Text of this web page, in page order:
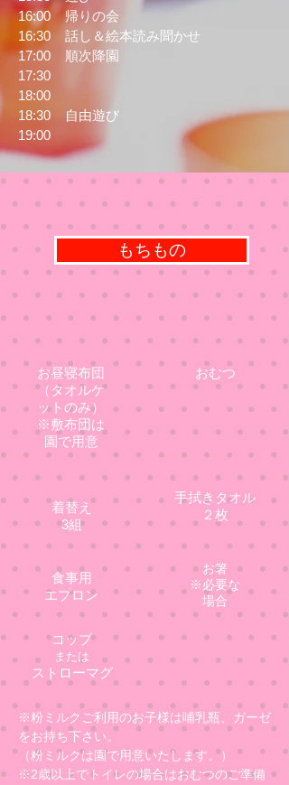
16:00 帰りの会
16:30 話し＆絵本読み聞かせ
17:00 順次降園
17:30
18:00
18:30 自由遊び
19:00
もちもの
お昼寝布団
（タオルケ
ットのみ）
※敷布団は
園で用意
おむつ
着替え
3組
手拭きタオル
２枚
食事用
エプロン
お箸
​※必要な
場合
コップ
または
ストローマグ
※粉ミルクご利用のお子様は哺乳瓶、ガーゼ
をお持ち下さい。
（粉ミルクは園で用意いたします。）
※2歳以上でトイレの場合はおむつのご準備